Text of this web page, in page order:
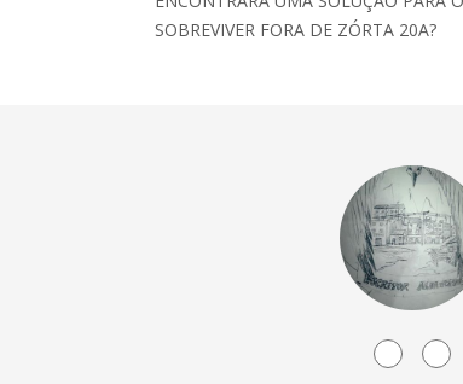
SOBREVIVER FORA DE ZÓRTA 20A?